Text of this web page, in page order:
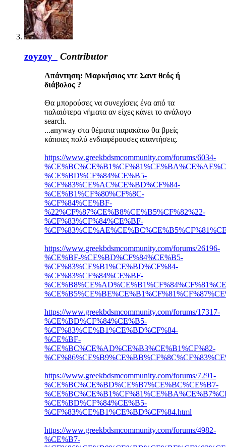
zoyzoy_ Contributor
Απάντηση: Mαρκήσιος ντε Σαντ θεός ή
διάβολος ?
Θα μπορούσες να συνεχίσεις ένα από τα
παλαιότερα νήματα αν είχες κάνει το ανάλογο
search.
...anyway στα θέματα παρακάτω θα βρείς
κάποιες πολύ ενδιαφέρουσες απαντήσεις.
https://www.greekbdsmcommunity.com/forums/6034-
%CE%BD%CF%84%CE%B5-
%CF%83%CE%AC%CE%BD%CF%84-
%CE%B1%CF%80%CF%8C-
%CF%84%CE%BF-
%22%CF%87%CE%B8%CE%B5%CF%82%22-
%CF%83%CF%84%CE%BF-
https://www.greekbdsmcommunity.com/forums/26196-
%CE%BF-%CE%BD%CF%84%CE%B5-
%CF%83%CE%B1%CE%BD%CF%84-
%CF%83%CF%84%CE%BF-
https://www.greekbdsmcommunity.com/forums/17317-
%CE%BD%CF%84%CE%B5-
%CF%83%CE%B1%CE%BD%CF%84-
%CE%BF-
%CE%BC%CE%AD%CE%B3%CE%B1%CF%82-
https://www.greekbdsmcommunity.com/forums/7291-
%CE%BC%CE%BD%CE%B7%CE%BC%CE%B7-
%CE%BD%CF%84%CE%B5-
%CF%83%CE%B1%CE%BD%CF%84.html
https://www.greekbdsmcommunity.com/forums/4982-
%CE%B7-